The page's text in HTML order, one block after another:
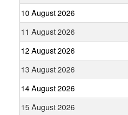
10 August 2026
11 August 2026
12 August 2026
13 August 2026
14 August 2026
15 August 2026